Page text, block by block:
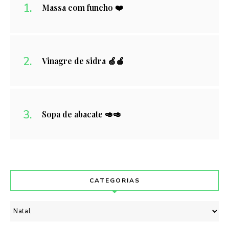
Massa com funcho ❤️
Vinagre de sidra 🍏🍎
Sopa de abacate 🥑🥑
CATEGORIAS
Categorias